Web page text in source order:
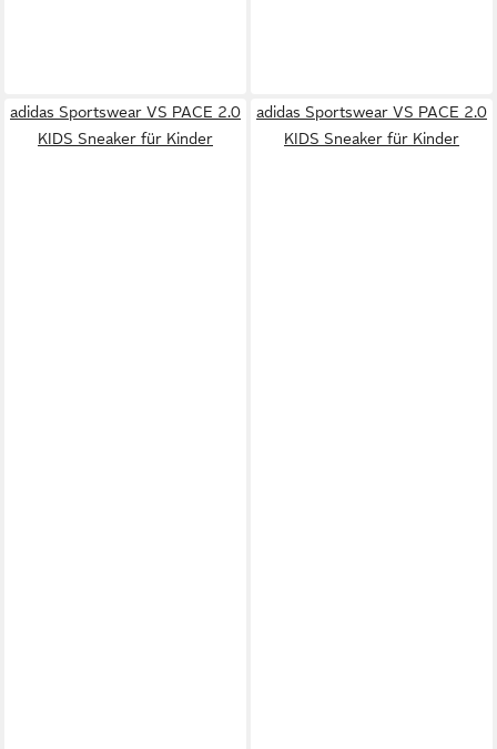
adidas Sportswear VS PACE 2.0
KIDS Sneaker für Kinder
adidas Sportswear VS PACE 2.0
KIDS Sneaker für Kinder